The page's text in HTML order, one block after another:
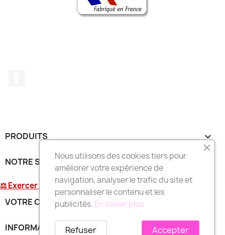
PRODUITS 
NOTRE SOCIÉTÉ
⚖ Exercer mon droit de rétractation
VOTRE COMPTE
INFORMATIONS
Nous utilisons des cookies tiers pour
améliorer votre expérience de
navigation, analyser le trafic du site et
personnaliser le contenu et les
publicités. En savoir plus
Accepter
Refuser